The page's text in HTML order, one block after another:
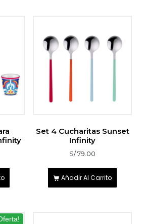
Set 4 Cucharitas Sunset
Infinity
S/79.00
Añadir Al Carrito